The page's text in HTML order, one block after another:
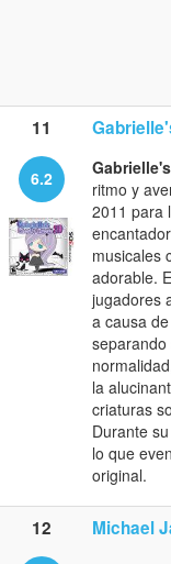
11
6.2
ritmo y
2011 para
musicales
adorable.
jugadores
a causa
la
criaturas
Durante
lo que
original.
12 Michael